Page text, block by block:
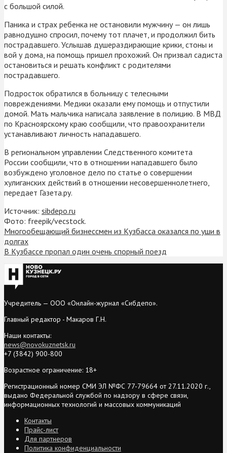
с большой силой.
Паника и страх ребенка не остановили мужчину — он лишь
равнодушно спросил, почему тот плачет, и продолжил бить
пострадавшего. Услышав душераздирающие крики, стоны и
вой у дома, на помощь пришел прохожий. Он призвал садиста
остановиться и решать конфликт с родителями
пострадавшего.
Подросток обратился в больницу с телесными
повреждениями. Медики оказали ему помощь и отпустили
домой. Мать мальчика написала заявление в полицию. В МВД
по Красноярскому краю сообщили, что правоохранители
устанавливают личность нападавшего.
В региональном управлении Следственного комитета
России сообщили, что в отношении нападавшего было
возбуждено уголовное дело по статье о совершении
хулиганских действий в отношении несовершеннолетнего,
передает Газета.ру.
Источник: sibdepo.ru
Фото: freepik/vecstock.
Многообещающий бизнессмен из Кузбасса оказался по уши в
долгах
В Кузбассе пропал один очень спорный поезд
Учредитель — ООО «Онлайн-журнал «Сибдепо».
Главный редактор - Макаров Г.Н.
Наши контакты:
news@novokuznetsk.ru
+7 (3842) 900-800
Возрастное ограничение: 18+
Регистрационный номер СМИ ЭЛ №ФС 77-79664 от 27.11.2020 г.,
выдано Федеральной службой по надзору в сфере связи,
информационных технологий и массовых коммуникаций
Контакты
Прайс-лист
Для партнеров
Политика конфиденциальности